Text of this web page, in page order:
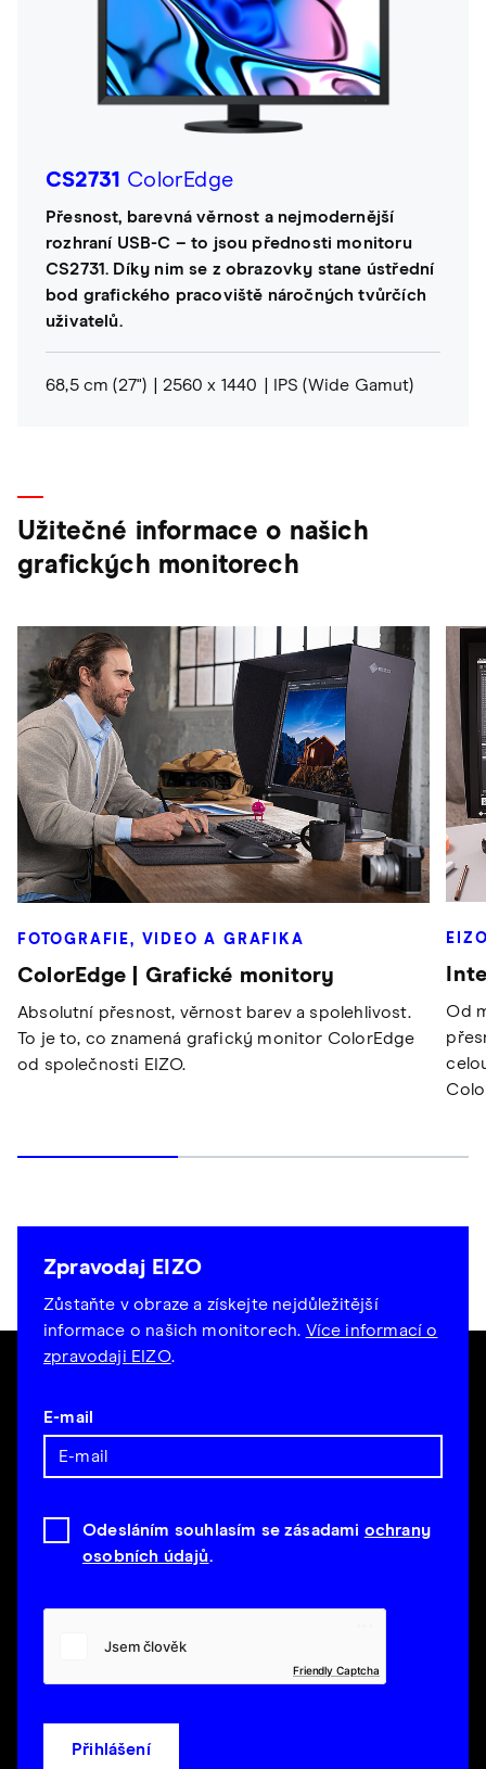
CS2731 ColorEdge
Přesnost, barevná věrnost a nejmodernější
rozhraní USB-C – to jsou přednosti monitoru
CS2731. Díky nim se z obrazovky stane ústřední
bod grafického pracoviště náročných tvůrčích
uživatelů.
68,5 cm (27") 2560 x 1440 IPS (Wide Gamut)
Užitečné informace o našich
grafických monitorech
FOTOGRAFIE, VIDEO A GRAFIKA
ColorEdge | Grafické monitory
Absolutní přesnost, věrnost barev a spolehlivost.
To je to, co znamená grafický monitor ColorEdge
od společnosti EIZO.
Od
Zpravodaj EIZO
Zůstaňte v obraze a získejte nejdůležitější
informace o našich monitorech. Více informací o
zpravodaji EIZO.
E-mail
Odesláním souhlasím se zásadami ochrany
osobních údajů.
Friendly Captcha
Přihlášení